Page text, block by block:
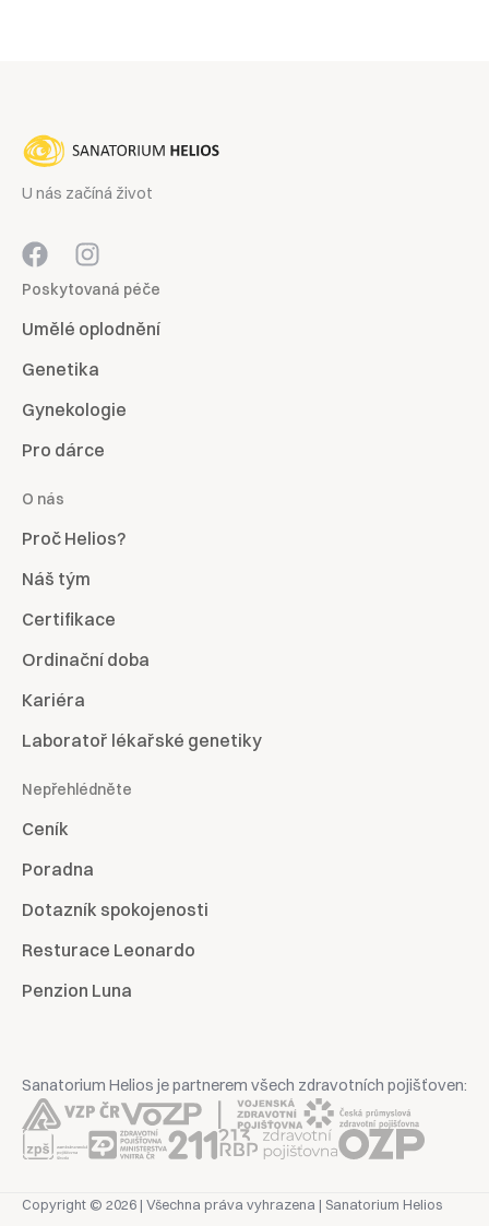
U nás začíná život
Poskytovaná péče
Umělé oplodnění
Genetika
Gynekologie
Pro dárce
O nás
Proč Helios?
Náš tým
Certifikace
Ordinační doba
Kariéra
Laboratoř lékařské genetiky
Nepřehlédněte
Ceník
Poradna
Dotazník spokojenosti
Resturace Leonardo
Penzion Luna
Sanatorium Helios je partnerem všech zdravotních pojišťoven:
Copyright © 2026 | Všechna práva vyhrazena | Sanatorium Helios